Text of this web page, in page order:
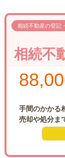
相続不動産の登記
相続不
手間のかかる
売却や処分ま